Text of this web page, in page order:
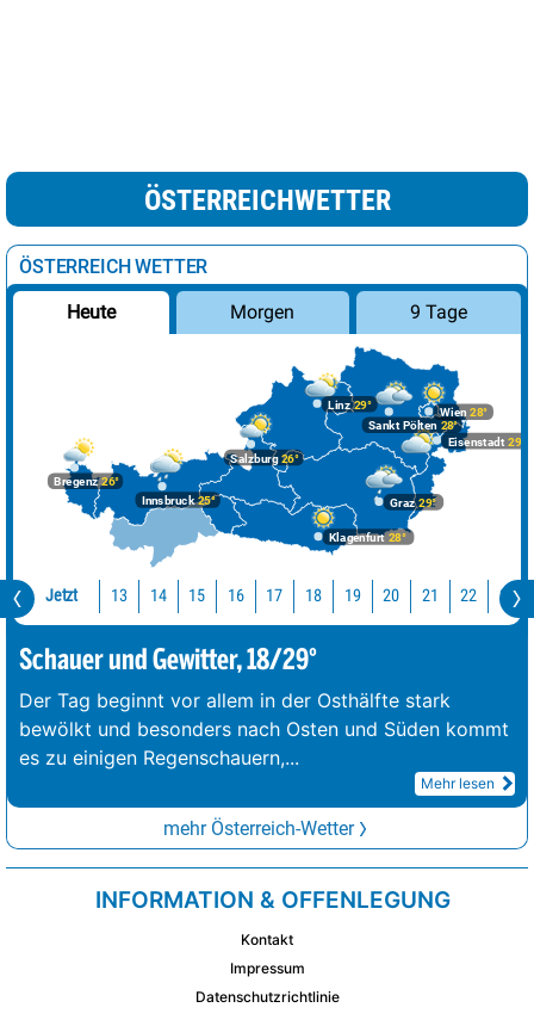
ÖSTERREICHWETTER
ÖSTERREICH WETTER
Heute Morgen 9 Tage
Bregenz26°
Graz29°
Innsbruck25°
Klagenfurt 28°
Linz29°
Salzburg26°
Wien 28°
Eisenstadt 29°
Sankt Pölten 28°
Jetzt 13 14 15 16 17 18 19 20 21 22 23
Schauer und Gewitter, 18/29°
Der Tag beginnt vor allem in der Osthälfte stark
bewölkt und besonders nach Osten und Süden kommt
es zu einigen Regenschauern,...
Mehr lesen
mehr Österreich-Wetter
INFORMATION & OFFENLEGUNG
Kontakt
Impressum
Datenschutzrichtlinie